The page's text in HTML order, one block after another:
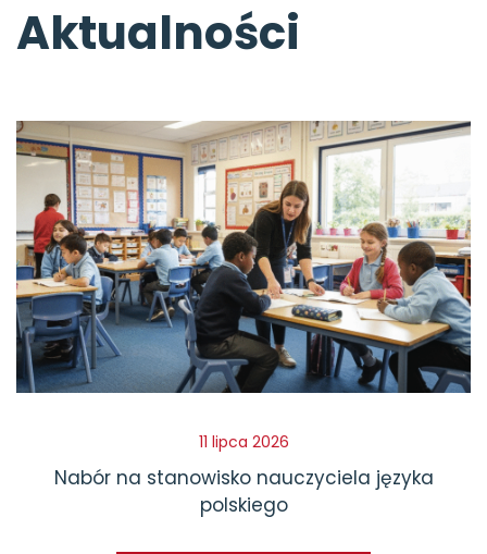
Aktualności
11 lipca 2026
Nabór na stanowisko nauczyciela języka
polskiego